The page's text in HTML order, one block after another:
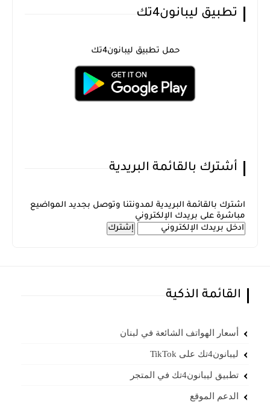
تطبيق ليبانون4تك
حمل تطبيق ليبانون4تك
أشترك بالقائمة البريدية
اشترك بالقائمة البريدية لمدونتنا وتوصل بجديد المواضيع
مباشرة على بريدك الإلكتروني
القائمة الذكية
أسعار الهواتف الشائعة في لبنان
ليبانون4تك على TikTok
تطبيق ليبانون4تك في المتجر
الدعم الموقع